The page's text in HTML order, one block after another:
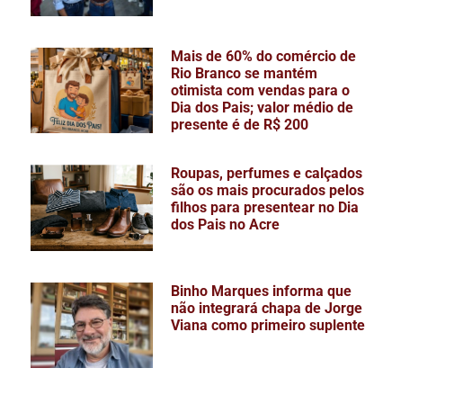
Mais de 60% do comércio de
Rio Branco se mantém
otimista com vendas para o
Dia dos Pais; valor médio de
presente é de R$ 200
Roupas, perfumes e calçados
são os mais procurados pelos
filhos para presentear no Dia
dos Pais no Acre
Binho Marques informa que
não integrará chapa de Jorge
Viana como primeiro suplente